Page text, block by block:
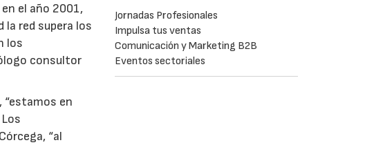
el año 2001,
red supera los
los
consultor
“estamos en
“al
Jornadas Profesionales
Impulsa tus ventas
Comunicación y Marketing B2B
Eventos sectoriales